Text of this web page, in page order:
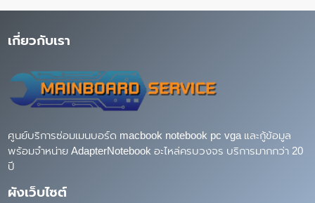
เกี่ยวกับเรา
ศูนย์บริการซ่อมเมนบอร์ด macbook notebook pc vga และกู้ข้อมูล
พร้อมจำหน่าย AdapterNotebook อะไหล่ครบวงจร บริการมากกว่า 20
ปี
ผังเว็บไซต์